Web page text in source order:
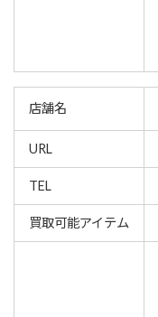
店舗名
URL
TEL
買取可能アイテム